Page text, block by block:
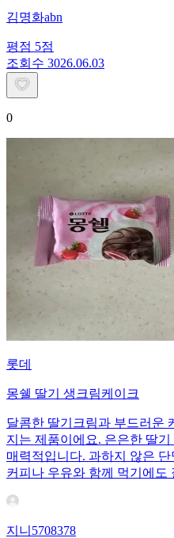
김명화abn
평점 5점
조회수 3026.06.03
0
롯데
몽쉘 딸기 생크림케이크
달콤한 딸기크림과 부드러운
지는 제품이에요. 은은한 딸
매력적입니다. 과하지 않은
커피나 우유와 함께 먹기에도
지니5708378